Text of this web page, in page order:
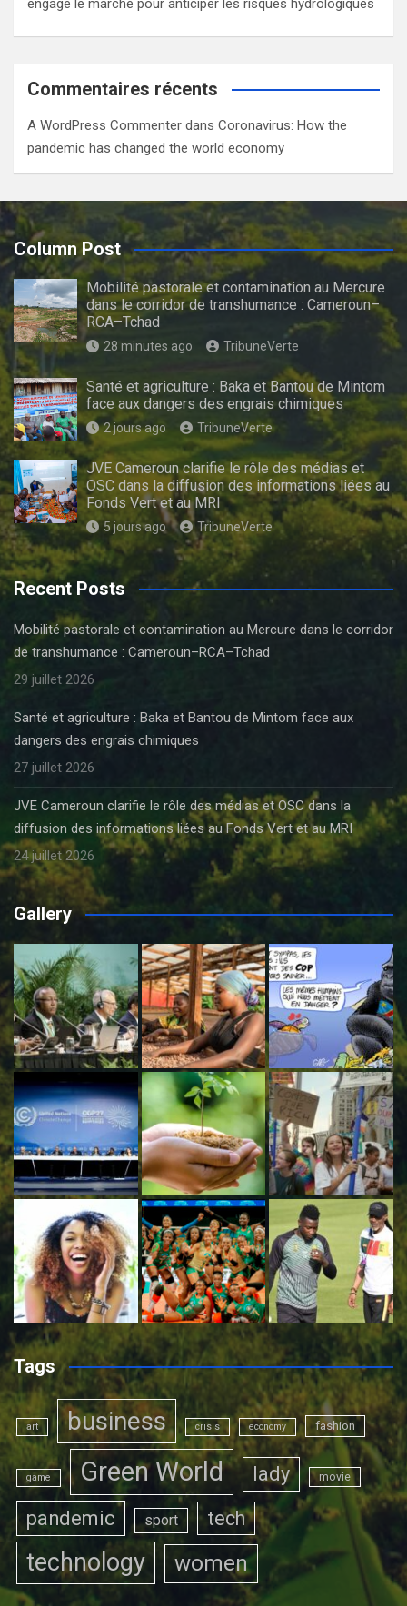
engage le marché pour anticiper les risques hydrologiques
Commentaires récents
A WordPress Commenter dans Coronavirus: How the
pandemic has changed the world economy
Column Post
Mobilité pastorale et contamination au Mercure
dans le corridor de transhumance : Cameroun–
RCA–Tchad
28 minutes ago TribuneVerte
Santé et agriculture : Baka et Bantou de Mintom
face aux dangers des engrais chimiques
2 jours ago TribuneVerte
JVE Cameroun clarifie le rôle des médias et
OSC dans la diffusion des informations liées au
Fonds Vert et au MRI
5 jours ago TribuneVerte
Recent Posts
Mobilité pastorale et contamination au Mercure dans le corridor
de transhumance : Cameroun–RCA–Tchad
29 juillet 2026
Santé et agriculture : Baka et Bantou de Mintom face aux
dangers des engrais chimiques
27 juillet 2026
JVE Cameroun clarifie le rôle des médias et OSC dans la
diffusion des informations liées au Fonds Vert et au MRI
24 juillet 2026
Gallery
Tags
art business crisis economy fashion
game Green World lady movie
pandemic sport tech
technology women